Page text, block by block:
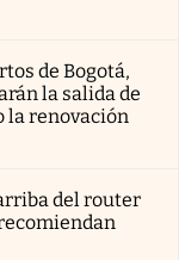
de Bogotá,
la salida de
la renovación
del router